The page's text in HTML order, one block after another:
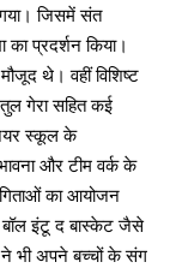
जिसमें संत
प्रदर्शन किया।
थे। वहीं विशिष्ट
गेरा सहित कई
स्कूल के
और टीम वर्क के
का आयोजन
इंटू द बास्केट जैसे
भी अपने बच्चों के संग